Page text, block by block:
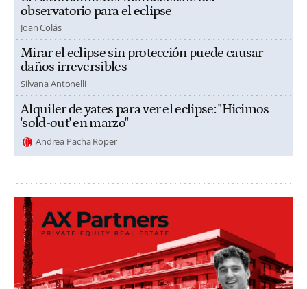
observatorio para el eclipse
Joan Colás
Mirar el eclipse sin protección puede causar
daños irreversibles
Silvana Antonelli
Alquiler de yates para ver el eclipse: "Hicimos
'sold-out' en marzo"
Andrea Pacha Röper